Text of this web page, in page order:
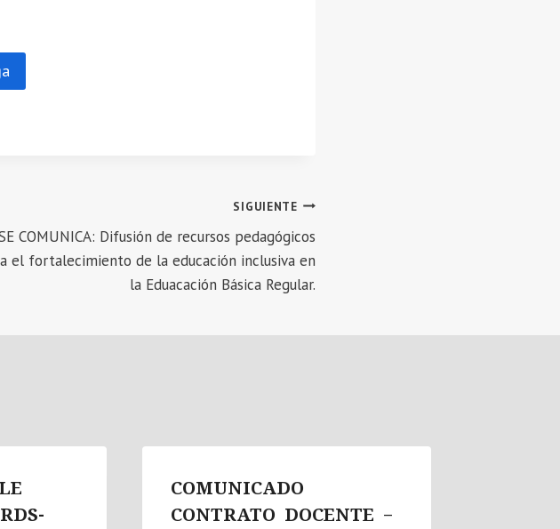
SIGUIENTE
COMUNICA: Difusión de recursos pedagógicos
el fortalecimiento de la educación inclusiva en
la Eduacación Básica Regular.
COMUNICADO
CONTRATO DOCENTE –